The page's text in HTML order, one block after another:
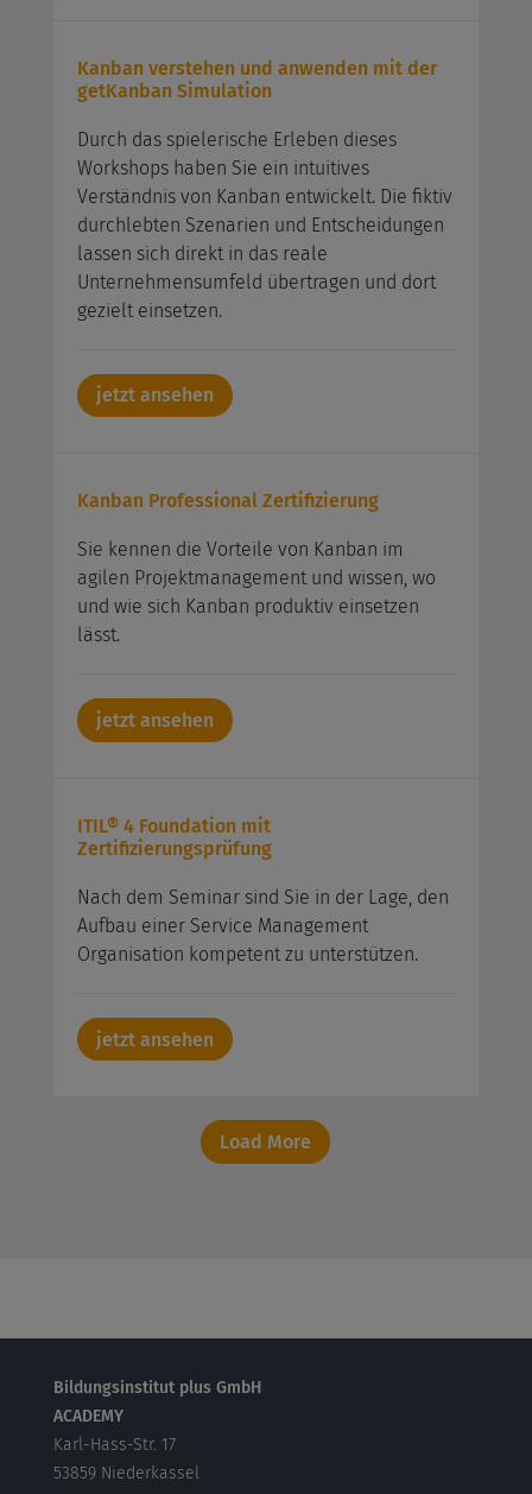
Kanban verstehen und anwenden mit der
getKanban Simulation
Durch das spielerische Erleben dieses
Workshops haben Sie ein intuitives
Verständnis von Kanban entwickelt. Die fiktiv
durchlebten Szenarien und Entscheidungen
lassen sich direkt in das reale
Unternehmensumfeld übertragen und dort
gezielt einsetzen.
jetzt ansehen
Kanban Professional Zertifizierung
Sie kennen die Vorteile von Kanban im
agilen Projektmanagement und wissen, wo
und wie sich Kanban produktiv einsetzen
lässt.
jetzt ansehen
ITIL® 4 Foundation mit
Zertifizierungsprüfung
Nach dem Seminar sind Sie in der Lage, den
Aufbau einer Service Management
Organisation kompetent zu unterstützen.
jetzt ansehen
Load More
Bildungsinstitut plus GmbH
ACADEMY
Karl-Hass-Str. 17
53859 Niederkassel